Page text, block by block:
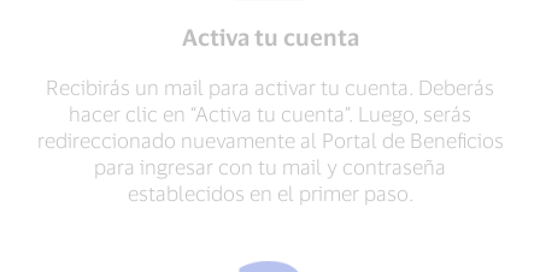
Activa tu cuenta
Recibirás un mail para activar tu cuenta. Deberás
hacer clic en “Activa tu cuenta”. Luego, serás
redireccionado nuevamente al Portal de Beneficios
para ingresar con tu mail y contraseña
establecidos en el primer paso.